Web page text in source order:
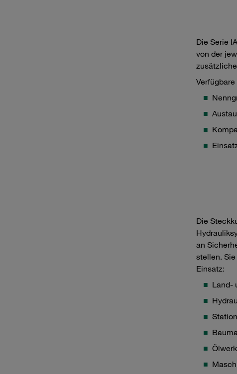
Die Serie
von der
Die
an
stellen.
Einsatz:
Land-